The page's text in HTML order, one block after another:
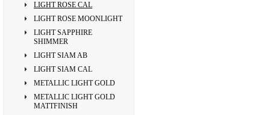
LIGHT ROSE CAL
LIGHT ROSE MOONLIGHT
LIGHT SAPPHIRE
SHIMMER
LIGHT SIAM AB
LIGHT SIAM CAL
METALLIC LIGHT GOLD
METALLIC LIGHT GOLD
MATTFINISH